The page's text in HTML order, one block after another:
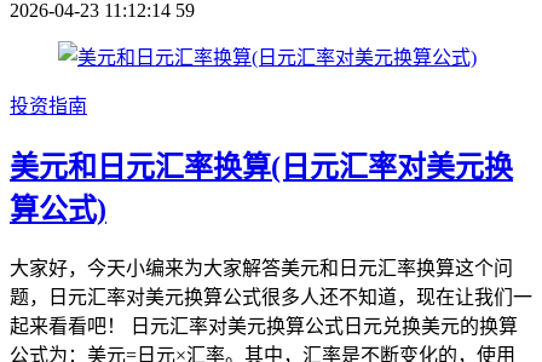
2026-04-23 11:12:14 59
投资指南
美元和日元汇率换算(日元汇率对美元换
算公式)
大家好，今天小编来为大家解答美元和日元汇率换算这个问
题，日元汇率对美元换算公式很多人还不知道，现在让我们一
起来看看吧！ 日元汇率对美元换算公式日元兑换美元的换算
公式为：美元=日元×汇率。其中，汇率是不断变化的，使用